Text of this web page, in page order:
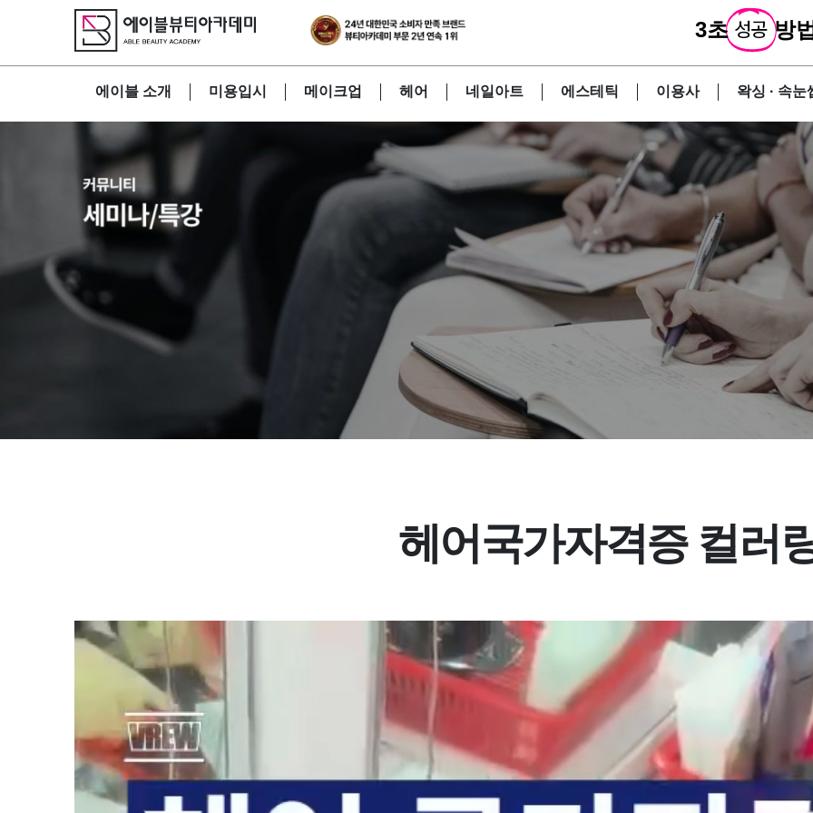
3초 성공 방
에이블 소개 미용입시 메이크업 헤어 네일아트 에스테틱 이용사 왁싱 · 속눈
헤어국가자격증 컬러